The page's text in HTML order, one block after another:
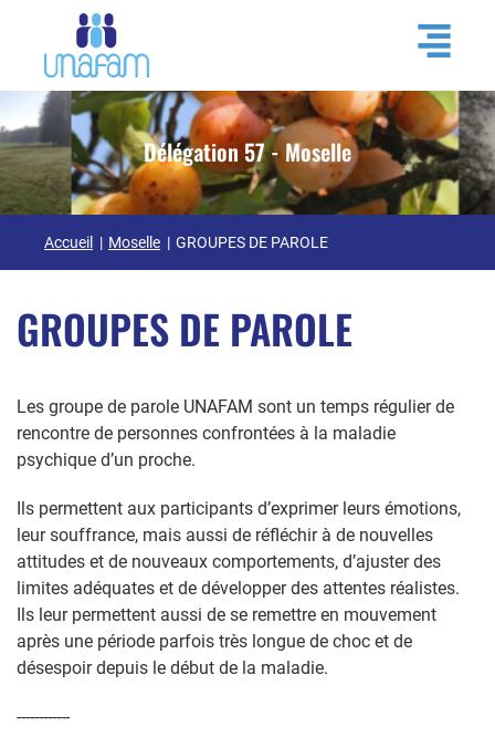
Délégation 57 - Moselle
Accueil Moselle GROUPES DE PAROLE
GROUPES DE PAROLE
Les groupe de parole UNAFAM sont un temps régulier de
rencontre de personnes confrontées à la maladie
psychique d’un proche.
Ils permettent aux participants d’exprimer leurs émotions,
leur souffrance, mais aussi de réfléchir à de nouvelles
attitudes et de nouveaux comportements, d’ajuster des
limites adéquates et de développer des attentes réalistes.
Ils leur permettent aussi de se remettre en mouvement
après une période parfois très longue de choc et de
désespoir depuis le début de la maladie.
------------